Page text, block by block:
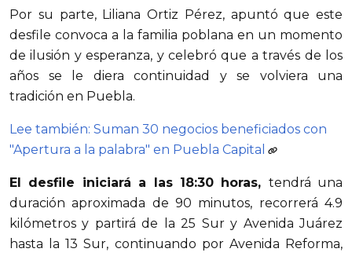
Por su parte, Liliana Ortiz Pérez, apuntó que este
desfile convoca a la familia poblana en un momento
de ilusión y esperanza, y celebró que a través de los
años se le diera continuidad y se volviera una
tradición en Puebla.
Lee también: Suman 30 negocios beneficiados con
"Apertura a la palabra" en Puebla Capital
El desfile iniciará a las 18:30 horas, tendrá una
duración aproximada de 90 minutos, recorrerá 4.9
kilómetros y partirá de la 25 Sur y Avenida Juárez
hasta la 13 Sur, continuando por Avenida Reforma,